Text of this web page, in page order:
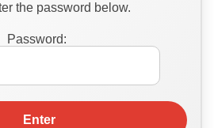
the password below.
Password: